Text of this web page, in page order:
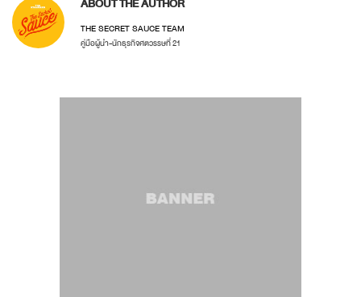
ABOUT THE AUTHOR
THE SECRET SAUCE TEAM
คู่มือผู้นำ-นักธุรกิจศตวรรษที่ 21